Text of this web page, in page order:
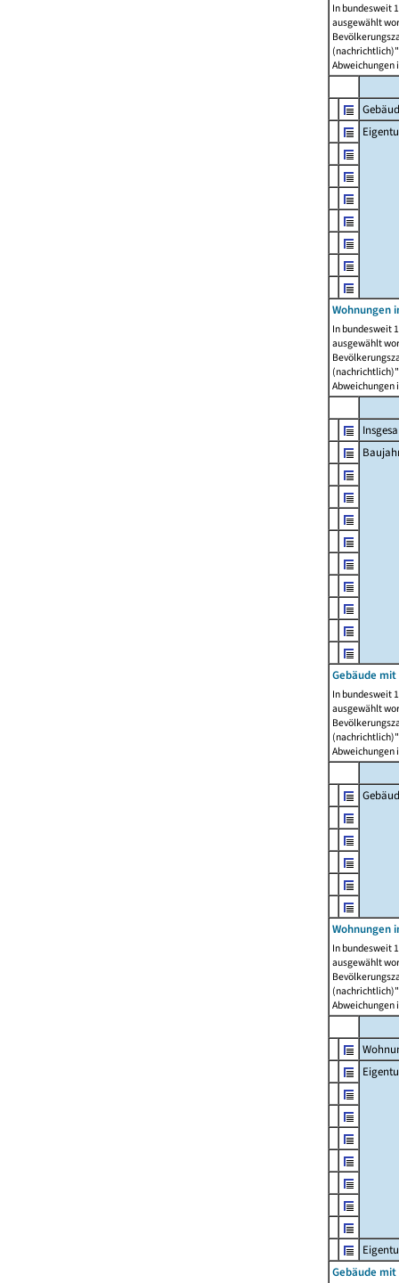
In bundesweit
ausgewählt
Abweichungen
Wohnungen
In bundesweit
ausgewählt
Abweichungen
Gebäude mit
In bundesweit
ausgewählt
Abweichungen
Wohnungen
In bundesweit
ausgewählt
Abweichungen
Gebäude